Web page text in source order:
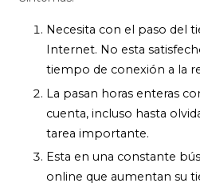
Necesita con el paso del
Internet. No esta
tiempo de conexión a la
La pasan horas enteras
cuenta, incluso hasta
tarea importante.
Esta en una constante
online que aumentan su